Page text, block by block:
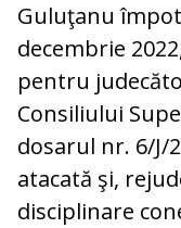
Guluţanu
decembrie
pentru
Consiliului
dosarul nr. 6/J/
atacată şi,
disciplinare